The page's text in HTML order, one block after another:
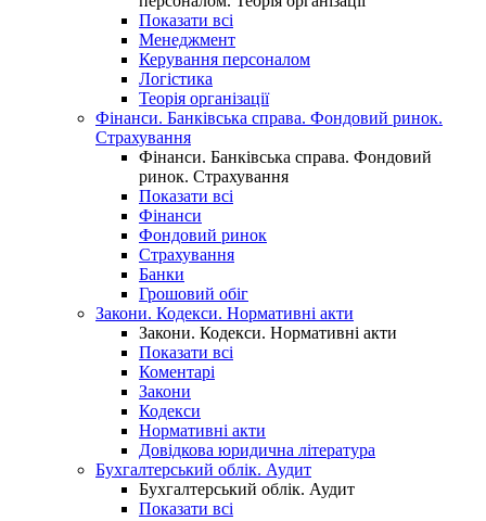
Показати всі
Менеджмент
Керування персоналом
Логістика
Теорія організації
Фінанси. Банківська справа. Фондовий ринок.
Страхування
Фінанси. Банківська справа. Фондовий
ринок. Страхування
Показати всі
Фінанси
Фондовий ринок
Страхування
Банки
Грошовий обіг
Закони. Кодекси. Нормативні акти
Закони. Кодекси. Нормативні акти
Показати всі
Коментарі
Закони
Кодекси
Нормативні акти
Довідкова юридична література
Бухгалтерський облік. Аудит
Бухгалтерський облік. Аудит
Показати всі